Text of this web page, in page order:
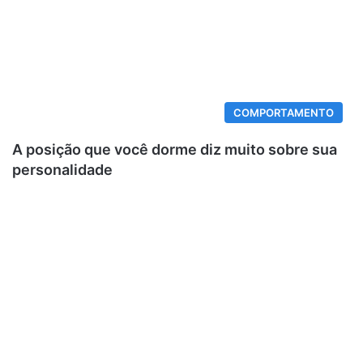
COMPORTAMENTO
A posição que você dorme diz muito sobre sua
personalidade